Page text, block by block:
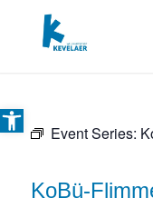
Open toolbar
Event Series:
KoBü-